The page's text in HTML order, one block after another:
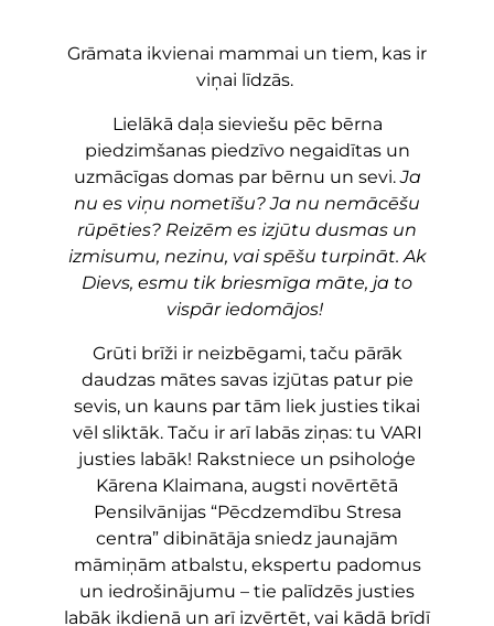
Grāmata ikvienai mammai un tiem, kas ir
viņai līdzās.
Lielākā daļa sieviešu pēc bērna
piedzimšanas piedzīvo negaidītas un
uzmācīgas domas par bērnu un sevi.Ja
nu es viņu nometīšu? Ja nu nemācēšu
rūpēties? Reizēm es izjūtu dusmas un
izmisumu, nezinu, vai spēšu turpināt. Ak
Dievs, esmu tik briesmīga māte, ja to
vispār iedomājos!
Grūti brīži ir neizbēgami, taču pārāk
daudzas mātes savas izjūtas patur pie
sevis, un kauns par tām liek justies tikai
vēl sliktāk. Taču ir arī labās ziņas: tu VARI
justies labāk! Rakstniece un psiholoģe
Kārena Klaimana, augsti novērtētā
Pensilvānijas “Pēcdzemdību Stresa
centra” dibinātāja sniedz jaunajām
māmiņām atbalstu, ekspertu padomus
un iedrošinājumu – tie palīdzēs justies
labāk ikdienā un arī izvērtēt, vai kādā brīdī